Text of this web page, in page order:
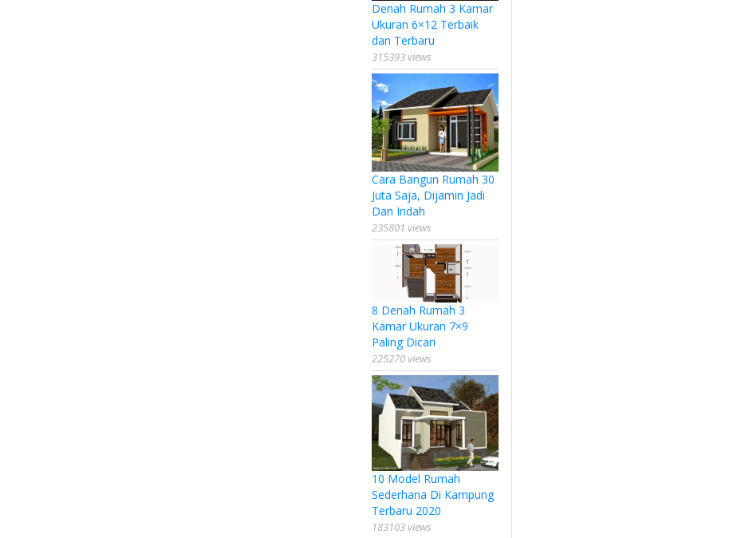
Denah Rumah 3 Kamar
Ukuran 6×12 Terbaik
dan Terbaru
315393 views
Cara Bangun Rumah 30
Juta Saja, Dijamin Jadi
Dan Indah
235801 views
8 Denah Rumah 3
Kamar Ukuran 7×9
Paling Dicari
225270 views
10 Model Rumah
Sederhana Di Kampung
Terbaru 2020
183103 views